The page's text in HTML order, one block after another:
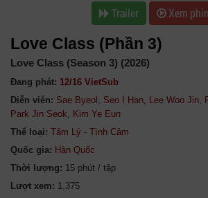
Trailer Xem
Love Class (Phần 3)
Love Class (Season 3) (2026)
Đang phát: 12/16 VietSub
Diễn viên: Sae Byeol , Seo I Han, Lee Woo Jin,
Park Jin Seok, Kim Ye Eun
Thể loại: Tâm Lý - Tình Cảm
Quốc gia: Hàn Quốc
Thời lượng: 15 phút / tập
Lượt xem: 1,375